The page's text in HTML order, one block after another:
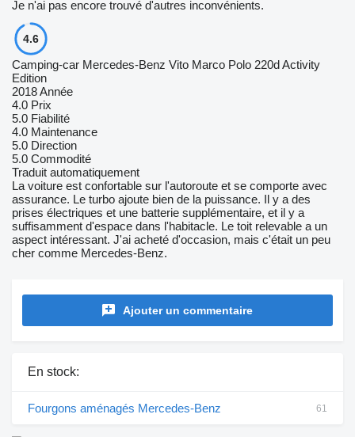
Je n'ai pas encore trouvé d'autres inconvénients.
4.6
Camping-car Mercedes-Benz Vito Marco Polo 220d Activity
Edition
2018 Année
4.0 Prix
5.0 Fiabilité
4.0 Maintenance
5.0 Direction
5.0 Commodité
Traduit automatiquement
La voiture est confortable sur l'autoroute et se comporte avec
assurance. Le turbo ajoute bien de la puissance. Il y a des
prises électriques et une batterie supplémentaire, et il y a
suffisamment d'espace dans l'habitacle. Le toit relevable a un
aspect intéressant. J'ai acheté d'occasion, mais c'était un peu
cher comme Mercedes-Benz.
Ajouter un commentaire
En stock:
Fourgons aménagés Mercedes-Benz 61